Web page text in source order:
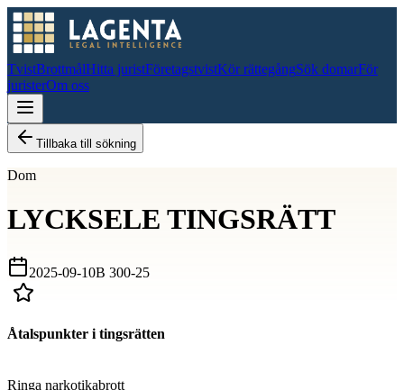
TvistBrottmålHitta juristFöretagstvistKör rättegångSök domarFör
juristerOm oss
Tillbaka till sökning
Dom
LYCKSELE TINGSRÄTT
2025-09-10B 300-25
Åtalspunkter i tingsrätten
Ringa narkotikabrott